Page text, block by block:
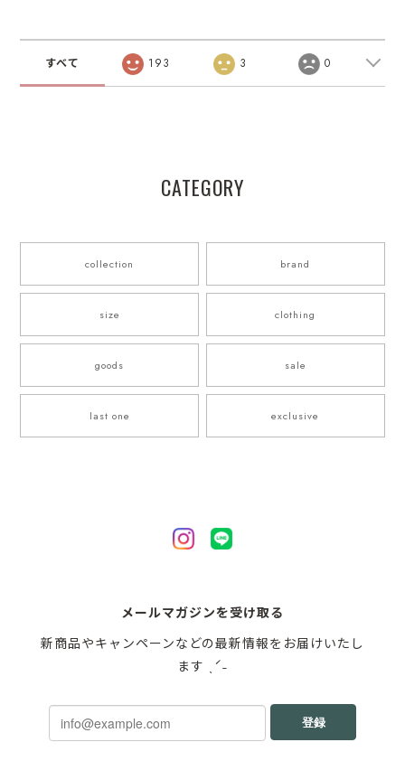
すべて 193 3 0
CATEGORY
collection brand
size clothing
goods sale
last one exclusive
メールマガジンを受け取る
新商品やキャンペーンなどの最新情報をお届けいたし
ます ˎˊ˗
登録